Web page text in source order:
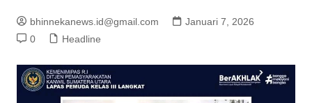
bhinnekanews.id@gmail.com
Januari 7, 2026
0
Headline